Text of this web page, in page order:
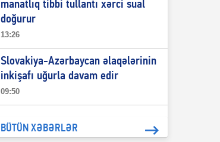
manatlıq tibbi tullantı xərci sual
doğurur
13:26
Slovakiya-Azərbaycan əlaqələrinin
inkişafı uğurla davam edir
09:50
BÜTÜN XƏBƏRLƏR